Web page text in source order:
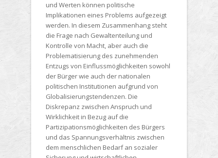
und Werten können politische
Implikationen eines Problems aufgezeigt
werden. In diesem Zusammenhang steht
die Frage nach Gewaltenteilung und
Kontrolle von Macht, aber auch die
Problematisierung des zunehmenden
Entzugs von Einflussmöglichkeiten sowohl
der Bürger wie auch der nationalen
politischen Institutionen aufgrund von
Globalisierungstendenzen. Die
Diskrepanz zwischen Anspruch und
Wirklichkeit in Bezug auf die
Partizipationsmöglichkeiten des Bürgers
und das Spannungsverhältnis zwischen
dem menschlichen Bedarf an sozialer